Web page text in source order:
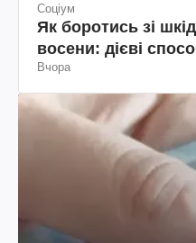
Соціум
Як боротись зі
восени: дієві
Вчора